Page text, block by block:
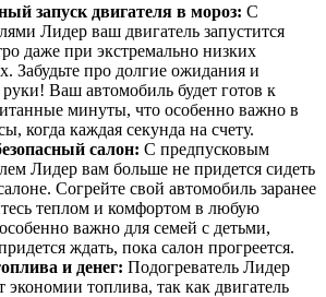
запуск двигателя в мороз: С
Лидер ваш двигатель запустится
даже при экстремально низких
Забудьте про долгие ожидания и
Ваш автомобиль будет готов к
минуты, что особенно важно в
когда каждая секунда на счету.
салон: С предпусковым
Лидер вам больше не придется сидеть
Согрейте свой автомобиль заранее
теплом и комфортом в любую
важно для семей с детьми,
ждать, пока салон прогреется.
и денег: Подогреватель Лидер
экономии топлива, так как двигатель